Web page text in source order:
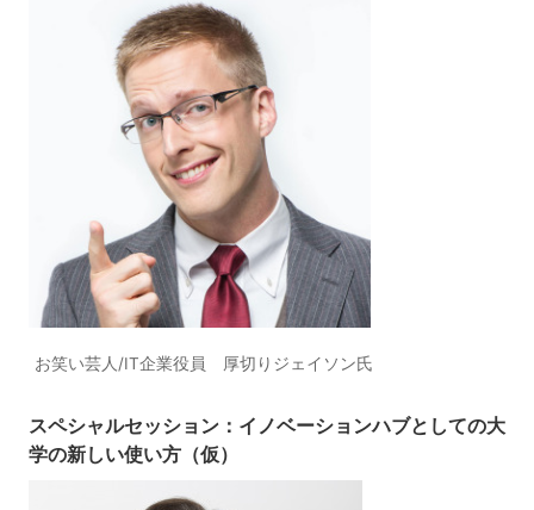
お笑い芸人/IT企業役員 厚切りジェイソン氏
スペシャルセッション： イノベーションハブとしての大
学の新しい使い方（仮）